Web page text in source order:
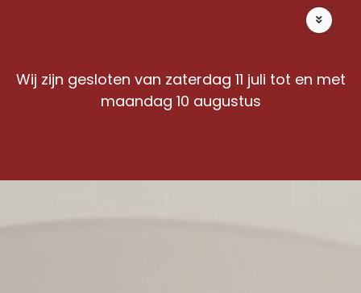
Offerte op maat
Wij zijn gesloten van zaterdag 11 juli tot en met
maandag 10 augustus